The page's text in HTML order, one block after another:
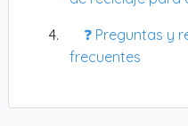
❓ Preguntas y
frecuentes